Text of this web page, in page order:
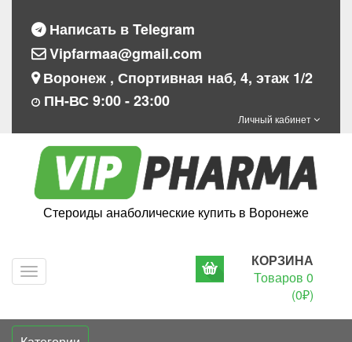
Написать в Telegram
Vipfarmaa@gmail.com
Воронеж , Спортивная наб, 4, этаж 1/2
ПН-ВС 9:00 - 23:00
Личный кабинет
Стероиды анаболические купить в Воронеже
КОРЗИНА
Товаров 0
(0₽)